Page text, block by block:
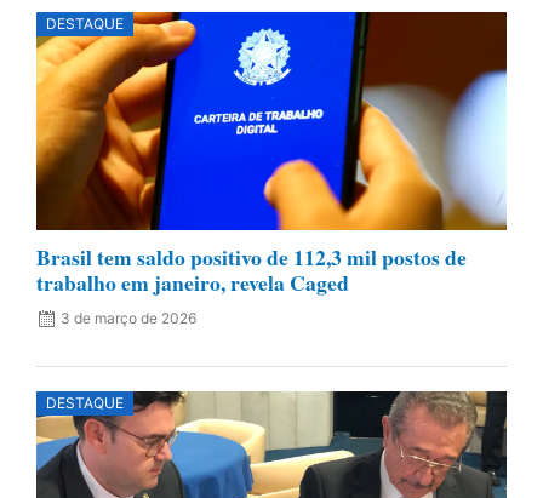
DESTAQUE
Brasil tem saldo positivo de 112,3 mil postos de
trabalho em janeiro, revela Caged
3 de março de 2026
DESTAQUE